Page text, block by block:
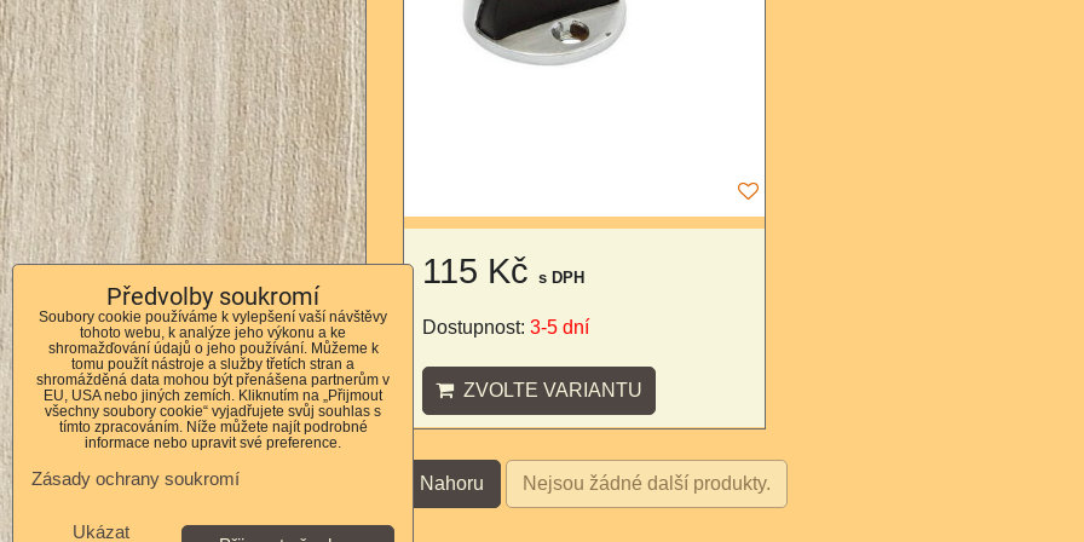
115 Kč s DPH
Dostupnost: 3-5 dní
ZVOLTE VARIANTU
Nahoru Nejsou žádné další produkty.
Předvolby soukromí
Soubory cookie používáme k vylepšení vaší návštěvy
tohoto webu, k analýze jeho výkonu a ke
shromažďování údajů o jeho používání. Můžeme k
tomu použít nástroje a služby třetích stran a
shromážděná data mohou být přenášena partnerům v
EU, USA nebo jiných zemích. Kliknutím na „Přijmout
všechny soubory cookie“ vyjadřujete svůj souhlas s
tímto zpracováním. Níže můžete najít podrobné
informace nebo upravit své preference.
Zásady ochrany soukromí
Ukázat